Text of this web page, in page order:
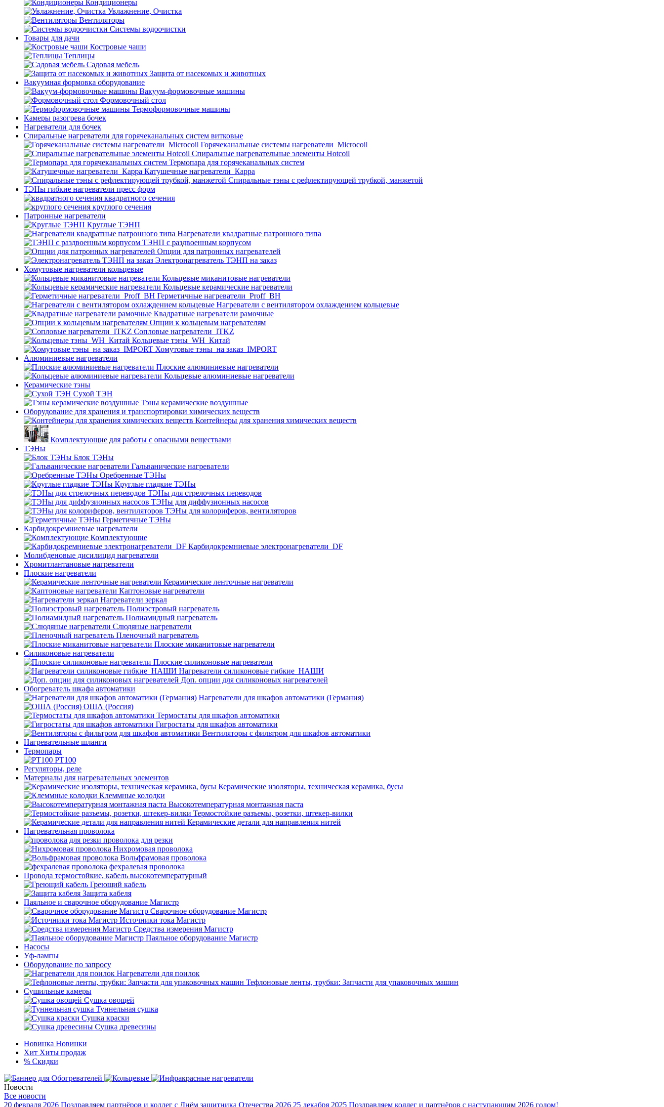
Кондиционеры
Увлажнение, Очистка
Вентиляторы
Системы водоочистки
Товары для дачи
Костровые чаши
Теплицы
Садовая мебель
Защита от насекомых и животных
Вакуумная формовка оборудование
Вакуум-формовочные машины
Формовочный стол
Термоформовочные машины
Камеры разогрева бочек
Нагреватели для бочек
Спиральные нагреватели для горячеканальных систем витковые
Горячеканальные системы нагреватели_Microcoil
Спиральные нагревательные элементы Hotcoil
Термопара для горячеканальных систем
Катушечные нагреватели_Карра
Спиральные тэны с рефлектирующей трубкой, манжетой
ТЭНы гибкие нагреватели пресс форм
квадратного сечения
круглого сечения
Патронные нагреватели
Круглые ТЭНП
Нагреватели квадратные патронного типа
ТЭНП с раздвоенным корпусом
Опции для патронных нагревателей
Электронагреватель ТЭНП на заказ
Хомутовые нагреватели кольцевые
Кольцевые миканитовые нагреватели
Кольцевые керамические нагреватели
Герметичные нагреватели_Proff_BH
Нагреватели с вентилятором охлаждением кольцевые
Квадратные нагреватели рамочные
Опции к кольцевым нагревателям
Cопловые нагреватели_ITKZ
Кольцевые тэны_WH_Китай
Хомутовые тэны_на заказ_IMPORT
Алюминиевые нагреватели
Плоские алюминиевые нагреватели
Кольцевые алюминиевые нагреватели
Керамические тэны
Сухой ТЭН
Тэны керамические воздушные
Оборудование для хранения и транспортировки химических веществ
Контейнеры для хранения химических веществ
Комплектующие для работы с опасными веществами
ТЭНы
Блок ТЭНы
Гальванические нагреватели
Оребренные ТЭНы
Круглые гладкие ТЭНы
ТЭНы для стрелочных переводов
ТЭНы для диффузионных насосов
ТЭНы для колориферов, вентиляторов
Герметичные ТЭНы
Карбидокремниевые нагреватели
Комплектующие
Карбидокремниевые электронагреватели_DF
Молибденовые дисилицид нагреватели
Хромитлантановые нагреватели
Плоские нагреватели
Керамические ленточные нагреватели
Каптоновые нагреватели
Нагреватели зеркал
Полиэстровый нагреватель
Полиамидный нагреватель
Слюдяные нагреватели
Пленочный нагреватель
Плоские миканитовые нагреватели
Силиконовые нагреватели
Плоские силиконовые нагреватели
Нагреватели силиконовые гибкие_НАШИ
Доп. опции для силиконовых нагревателей
Обогреватель шкафа автоматики
Нагреватели для шкафов автоматики (Германия)
ОША (Россия)
Термостаты для шкафов автоматики
Гигростаты для шкафов автоматики
Вентиляторы с фильтром для шкафов автоматики
Нагревательные шланги
Термопары
PT100
Регуляторы, реле
Материалы для нагревательных элементов
Керамические изоляторы, техническая керамика, бусы
Клеммные колодки
Высокотемпературная монтажная паста
Термостойкие разъемы, розетки, штекер-вилки
Керамические детали для направления нитей
Нагревательная проволока
проволока для резки
Нихромовая проволока
Вольфрамовая проволока
фехралевая проволока
Провода термостойкие, кабель высокотемпературный
Греющий кабель
Защита кабеля
Паяльное и сварочное оборудование Магистр
Сварочное оборудование Магистр
Источники тока Магистр
Средства измерения Магистр
Паяльное оборудование Магистр
Насосы
Уф-лампы
Оборудование по запросу
Нагреватели для поилок
Тефлоновые ленты, трубки: Запчасти для упаковочных машин
Сушильные камеры
Сушка овощей
Туннельная сушка
Сушка краски
Сушка древесины
Новинка Новинки
Хит Хиты продаж
% Скидки
Новости
Все новости
20 февраля 2026 Поздравляем партнёров и коллег с Днём защитника Отечества 2026 25 декабря 2025 Поздравляем коллег и партнёров с наступающим 2026 годом!